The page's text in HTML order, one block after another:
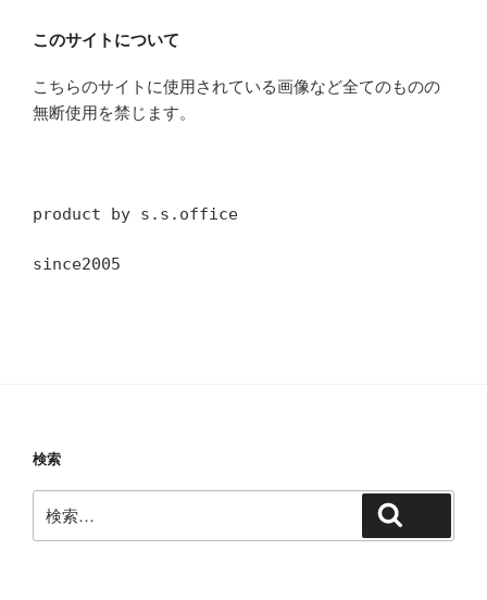
このサイトについて
こちらのサイトに使用されている画像など全てのものの
無断使用を禁じます。
product by s.s.office
since2005
検索
索: